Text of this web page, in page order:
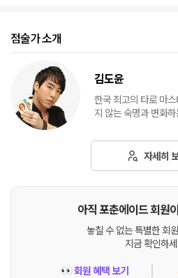
점술가 소개
김도윤
한국 최고의 타로 마
지 않는 숙명과 변화
자세히
아직 포춘에이드 회원
놓칠 수 없는 특별한 회
지금 확인하
👀회원 혜택 보기